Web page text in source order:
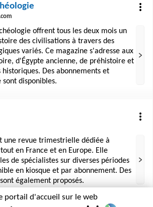
offrent tous les deux mois un
des civilisations à travers des
variés. Ce magazine s'adresse aux
d'Égypte ancienne, de préhistoire et
Des abonnements et
disponibles.
une revue trimestrielle dédiée à
en France et en Europe. Elle
de spécialistes sur diverses périodes
en kiosque et par abonnement. Des
également proposés.
portail d'accueil sur le web